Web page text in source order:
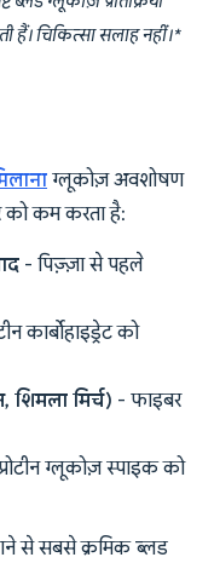
हैं। चिकित्सा सलाह नहीं।*
ग्लूकोज़ अवशोषण
को कम करता है:
- पिज़्ज़ा से पहले
कार्बोहाइड्रेट को
मिर्च) - फाइबर
ग्लूकोज़ स्पाइक को
से सबसे क्रमिक ब्लड